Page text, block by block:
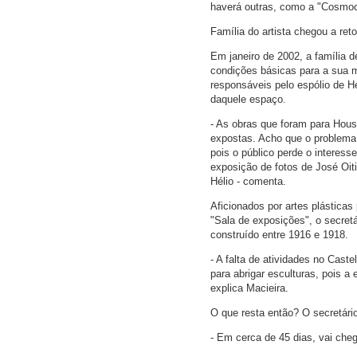
haverá outras, como a
Família do artista chegou a
Em janeiro de 2002, a família
condições básicas para a sua
responsáveis pelo espólio de
daquele espaço.
- As obras que foram para
expostas. Acho que o
pois o público perde o
exposição de fotos de José
Hélio - comenta.
Aficionados por artes plásticas
"Sala de exposições", o
construído entre 1916 e 1918.
- A falta de atividades no
para abrigar esculturas, pois a
explica Macieira.
O que resta então? O
- Em cerca de 45 dias, vai